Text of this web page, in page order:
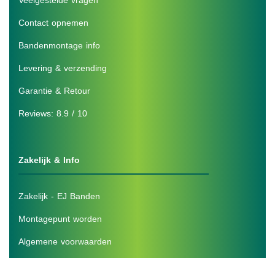
Contact opnemen
Bandenmontage info
Levering & verzending
Garantie & Retour
Reviews: 8.9 / 10
Zakelijk & Info
Zakelijk - EJ Banden
Montagepunt worden
Algemene voorwaarden